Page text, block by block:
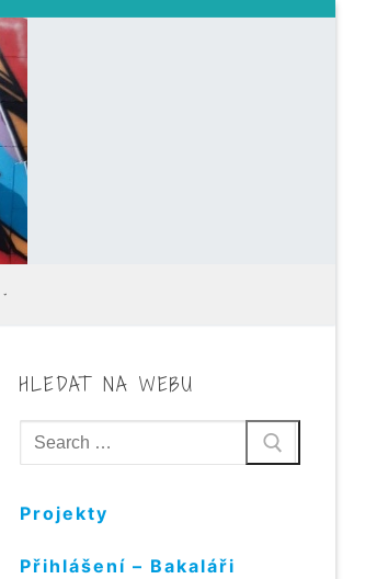
HLEDAT NA WEBU
Hledat:
Projekty
Přihlášení – Bakaláři